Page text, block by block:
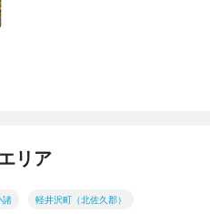
リア
諸 軽井沢町（北佐久郡）